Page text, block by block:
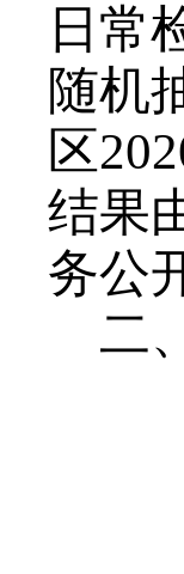
日常
随机
区
结果
务公
二